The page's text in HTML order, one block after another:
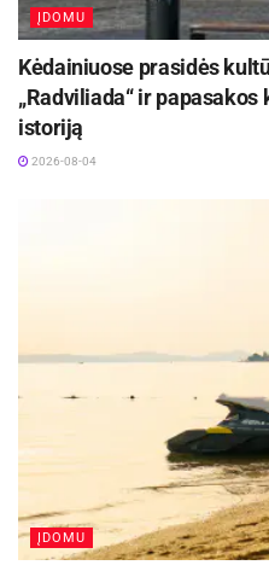
Šaltinis: Ukmergės rajono
ĮDOMU
Kėdainiuose prasidės
„Radviliada“ ir
istoriją
2026-08-04
ĮDOMU